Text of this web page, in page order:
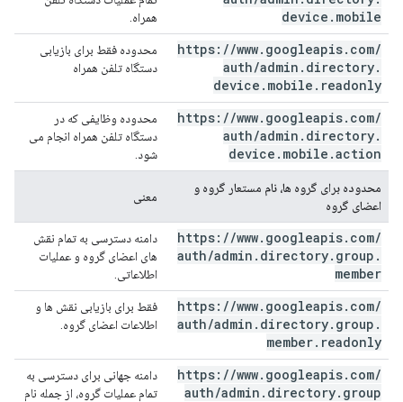
device . mobile
همراه.
https: //www. googleapis. com/
auth/admin . directory.
device . mobile . readonly
محدوده فقط برای بازیابی
دستگاه تلفن همراه
https: //www. googleapis. com/
auth/admin . directory.
device . mobile .action
محدوده وظایفی که در
دستگاه تلفن همراه انجام می
شود.
محدوده برای گروه ها، نام مستعار گروه و
اعضای گروه
معنی
https: //www. googleapis. com/
auth/admin . directory. group .
member
دامنه دسترسی به تمام نقش
های اعضای گروه و عملیات
اطلاعاتی.
https: //www. googleapis. com/
auth/admin . directory. group .
member. readonly
فقط برای بازیابی نقش ها و
اطلاعات اعضای گروه.
https: //www. googleapis. com/
auth/admin . directory. group
دامنه جهانی برای دسترسی به
تمام عملیات گروه، از جمله نام